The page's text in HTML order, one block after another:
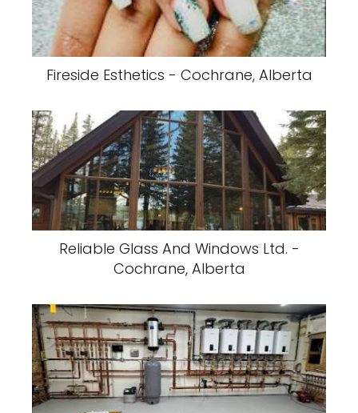
Fireside Esthetics - Cochrane, Alberta
Reliable Glass And Windows Ltd. -
Cochrane, Alberta